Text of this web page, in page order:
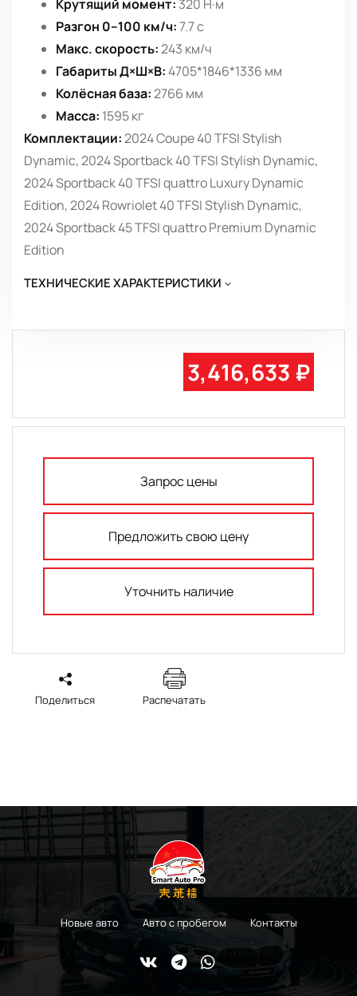
Крутящий момент: 320 Н·м
Разгон 0–100 км/ч:7.7 с
Макс. скорость:243 км/ч
Габариты Д×Ш×В: 4705*1846*1336 мм
Колёсная база:2766 мм
Масса: 1595 кг
Комплектации:2024 Coupe 40 TFSI Stylish
Dynamic, 2024 Sportback 40 TFSI Stylish Dynamic,
2024 Sportback 40 TFSI quattro Luxury Dynamic
Edition, 2024 Rowriolet 40 TFSI Stylish Dynamic,
2024 Sportback 45 TFSI quattro Premium Dynamic
Edition
ТЕХНИЧЕСКИЕ ХАРАКТЕРИСТИКИ
3,416,633 ₽
Запрос цены
Предложить свою цену
Уточнить наличие
Поделиться Распечатать
Новые авто Авто с пробегом Контакты